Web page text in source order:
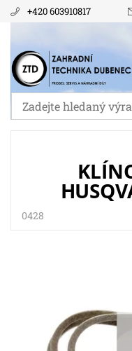
+420 603910817
0428